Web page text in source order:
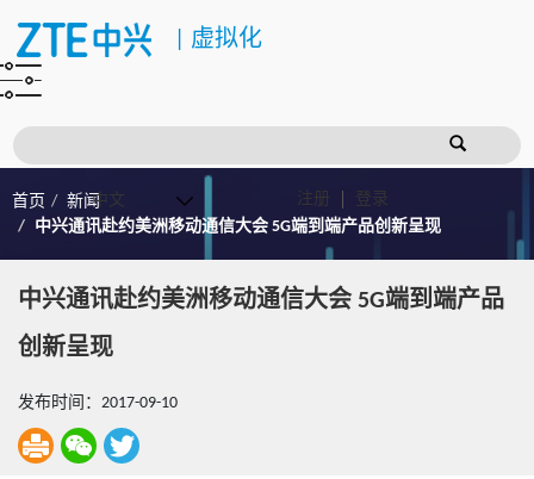
虚拟化
注册 登录
首页
新闻
中兴通讯赴约美洲移动通信大会 5G端到端产品创新呈现
中兴通讯赴约美洲移动通信大会 5G端到端产品
创新呈现
发布时间：2017-09-10